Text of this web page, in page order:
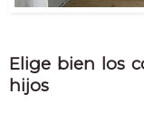
Elige bien los
hijos